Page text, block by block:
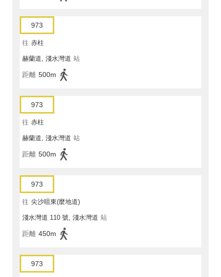
973
往 赤柱
赫蘭道, 淺水灣道 站
距離 500m
973
往 赤柱
赫蘭道, 淺水灣道 站
距離 500m
973
往 尖沙咀東(麼地道)
淺水灣道 110 號, 淺水灣道 站
距離 450m
973